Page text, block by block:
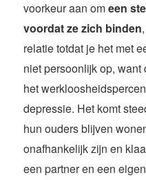
voorkeur aan omeen
voordat ze zich binden
relatie totdat je het met
niet persoonlijk op, want
het
depressie. Het komt
hun ouders blijven
onafhankelijk zijn en
een partner en een